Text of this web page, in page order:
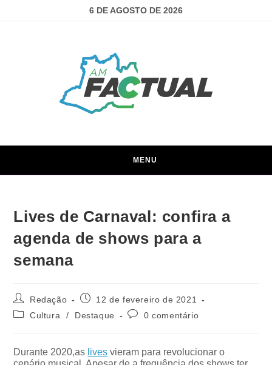
6 DE AGOSTO DE 2026
MENU
Lives de Carnaval: confira a
agenda de shows para a
semana
Redação
12 de fevereiro de 2021
Cultura
/ Destaque 0 comentário
Durante 2020,as lives vieram para revolucionar o